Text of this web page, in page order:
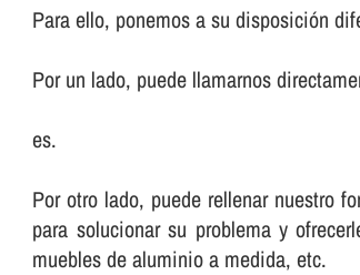
Para ello, ponemos a su disposición
Por un lado, puede llamarnos
es.
Por otro lado, puede rellenar nuestro
para solucionar su problema y
muebles de aluminio a medida, etc.